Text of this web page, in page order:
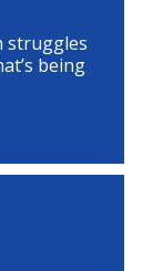
struggles
being